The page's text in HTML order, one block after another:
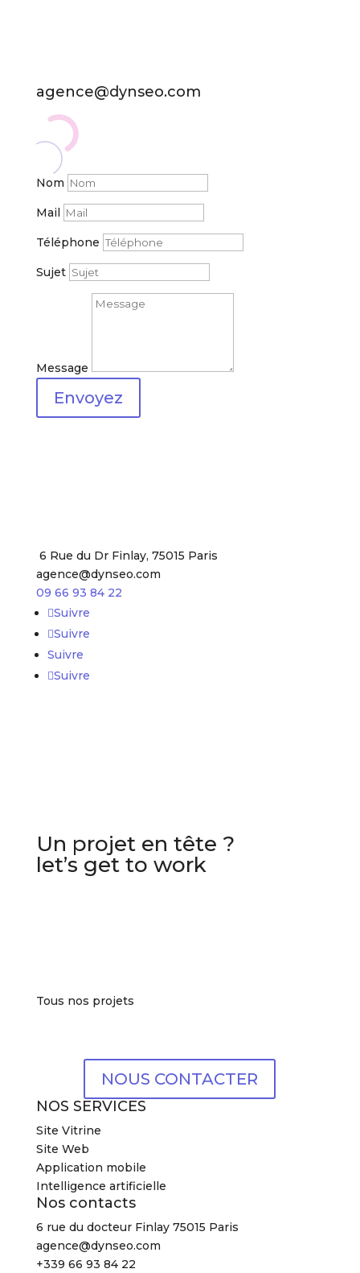
agence@dynseo.com
Nom
Mail
Téléphone
Sujet
Message
Envoyez
6 Rue du Dr Finlay, 75015 Paris
agence@dynseo.com
09 66 93 84 22
Suivre
Suivre
Suivre
Suivre
Un projet en tête ?
let’s get to work
Tous nos projets
NOUS CONTACTER
NOS SERVICES
Site Vitrine
Site Web
Application mobile
Intelligence artificielle
Nos contacts
6 rue du docteur Finlay 75015 Paris
agence@dynseo.com
+339 66 93 84 22